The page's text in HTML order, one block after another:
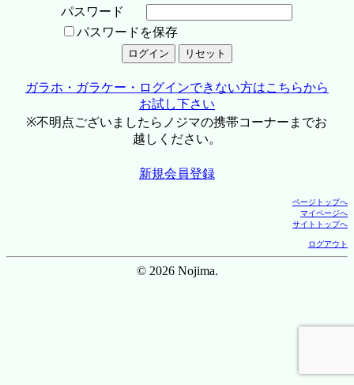
パスワード
パスワードを保存
ガラホ・ガラケー・ログインできない方はこちらから
お試し下さい
※不明点ございましたらノジマの携帯コーナーまでお
越しください。
新規会員登録
ページトップへ
マイページへ
サイトトップへ
ログアウト
© 2026 Nojima.